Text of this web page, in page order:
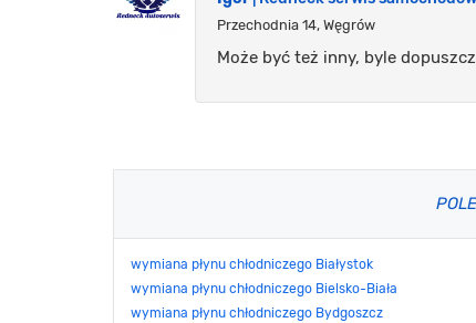
Przechodnia 14, Węgrów
Może być też inny, byle
wymiana płynu chłodniczego Białystok
wymiana płynu chłodniczego Bielsko-Biała
wymiana płynu chłodniczego Bydgoszcz